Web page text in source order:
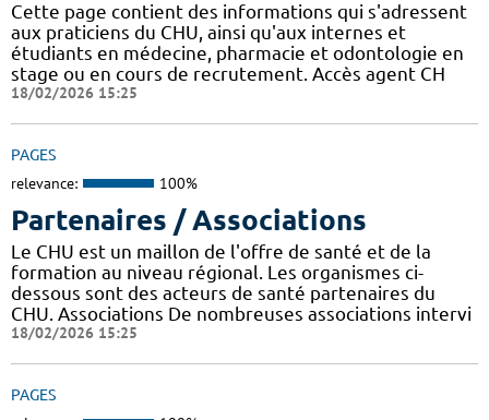
Cette page contient des informations qui s'adressent
aux praticiens du CHU, ainsi qu'aux internes et
étudiants en médecine, pharmacie et odontologie en
stage ou en cours de recrutement. Accès agent CH
18/02/2026 15:25
PAGES
relevance: 100%
Partenaires / Associations
Le CHU est un maillon de l'offre de santé et de la
formation au niveau régional. Les organismes ci-
dessous sont des acteurs de santé partenaires du
CHU. Associations De nombreuses associations intervi
18/02/2026 15:25
PAGES